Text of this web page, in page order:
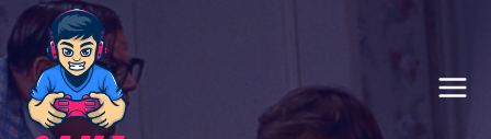
Skip
to
content